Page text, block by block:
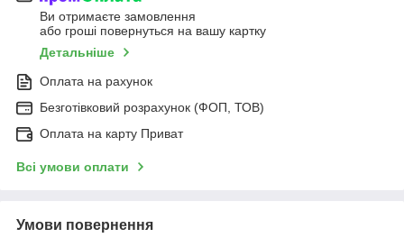
Ви отримаєте замовлення
або гроші повернуться на вашу картку
Детальніше
Оплата на рахунок
Безготівковий розрахунок (ФОП, ТОВ)
Оплата на карту Приват
Всі умови оплати
Умови повернення